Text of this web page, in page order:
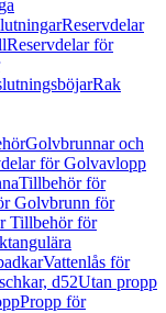
Reservdelar
Reservdelar för
Rak
Golvbrunnar och
för Golvavlopp
Tillbehör för
Golvbrunn för
Tillbehör för
Vattenlås för
d52Utan propp
Propp för